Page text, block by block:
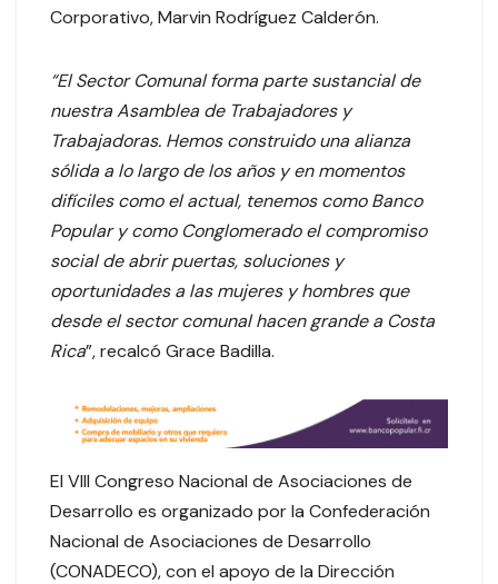
Corporativo, Marvin Rodríguez Calderón.
“El Sector Comunal forma parte sustancial de
nuestra Asamblea de Trabajadores y
Trabajadoras. Hemos construido una alianza
sólida a lo largo de los años y en momentos
difíciles como el actual, tenemos como Banco
Popular y como Conglomerado el compromiso
social de abrir puertas, soluciones y
oportunidades a las mujeres y hombres que
desde el sector comunal hacen grande a Costa
Rica”, recalcó Grace Badilla.
El VIII Congreso Nacional de Asociaciones de
Desarrollo es organizado por la Confederación
Nacional de Asociaciones de Desarrollo
(CONADECO), con el apoyo de la Dirección